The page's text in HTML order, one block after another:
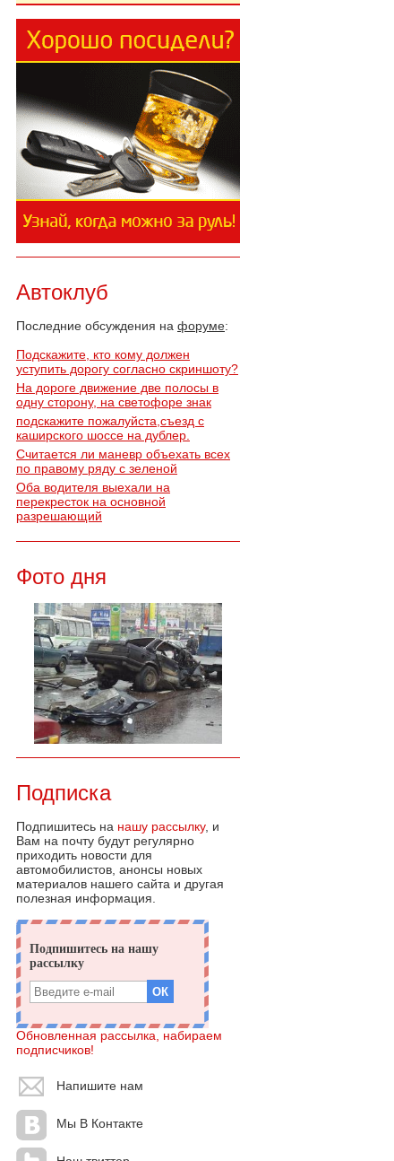
Автоклуб
Последние обсуждения на форуме:
Подскажите, кто кому должен
уступить дорогу согласно скриншоту?
На дороге движение две полосы в
одну сторону, на светофоре знак
подскажите пожалуйста,съезд с
каширского шоссе на дублер.
Считается ли маневр объехать всех
по правому ряду с зеленой
Оба водителя выехали на
перекресток на основной
разрешающий
Фото дня
Подписка
Подпишитесь на нашу рассылку, и
Вам на почту будут регулярно
приходить новости для
автомобилистов, анонсы новых
материалов нашего сайта и другая
полезная информация.
Обновленная рассылка, набираем
подписчиков!
Напишите нам
Мы В Контакте